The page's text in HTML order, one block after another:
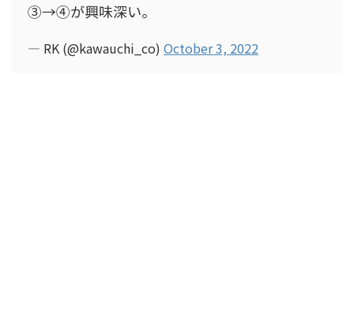
③→④が興味深い。
— RK (@kawauchi_co) October 3, 2022